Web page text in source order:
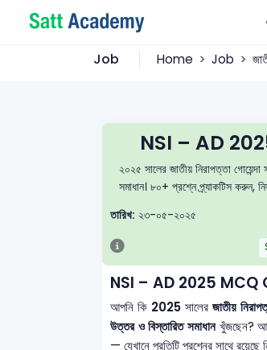
Job Home Job
NSI – AD
২০২৫ সালের জাতীয় নিরাপত্তা
সমাধান। ৮০+ প্রশ্নে প্র্যাকটিস
তারিখ: ২৩-০৫-২০২৫
NSI – AD 2025
আপনি কি 2025 সালেরজাতীয়
উত্তর ও বিস্তারিত সমাধানখুঁজছেন?
— যেখানে প্রতিটি প্রশ্নের সাথে